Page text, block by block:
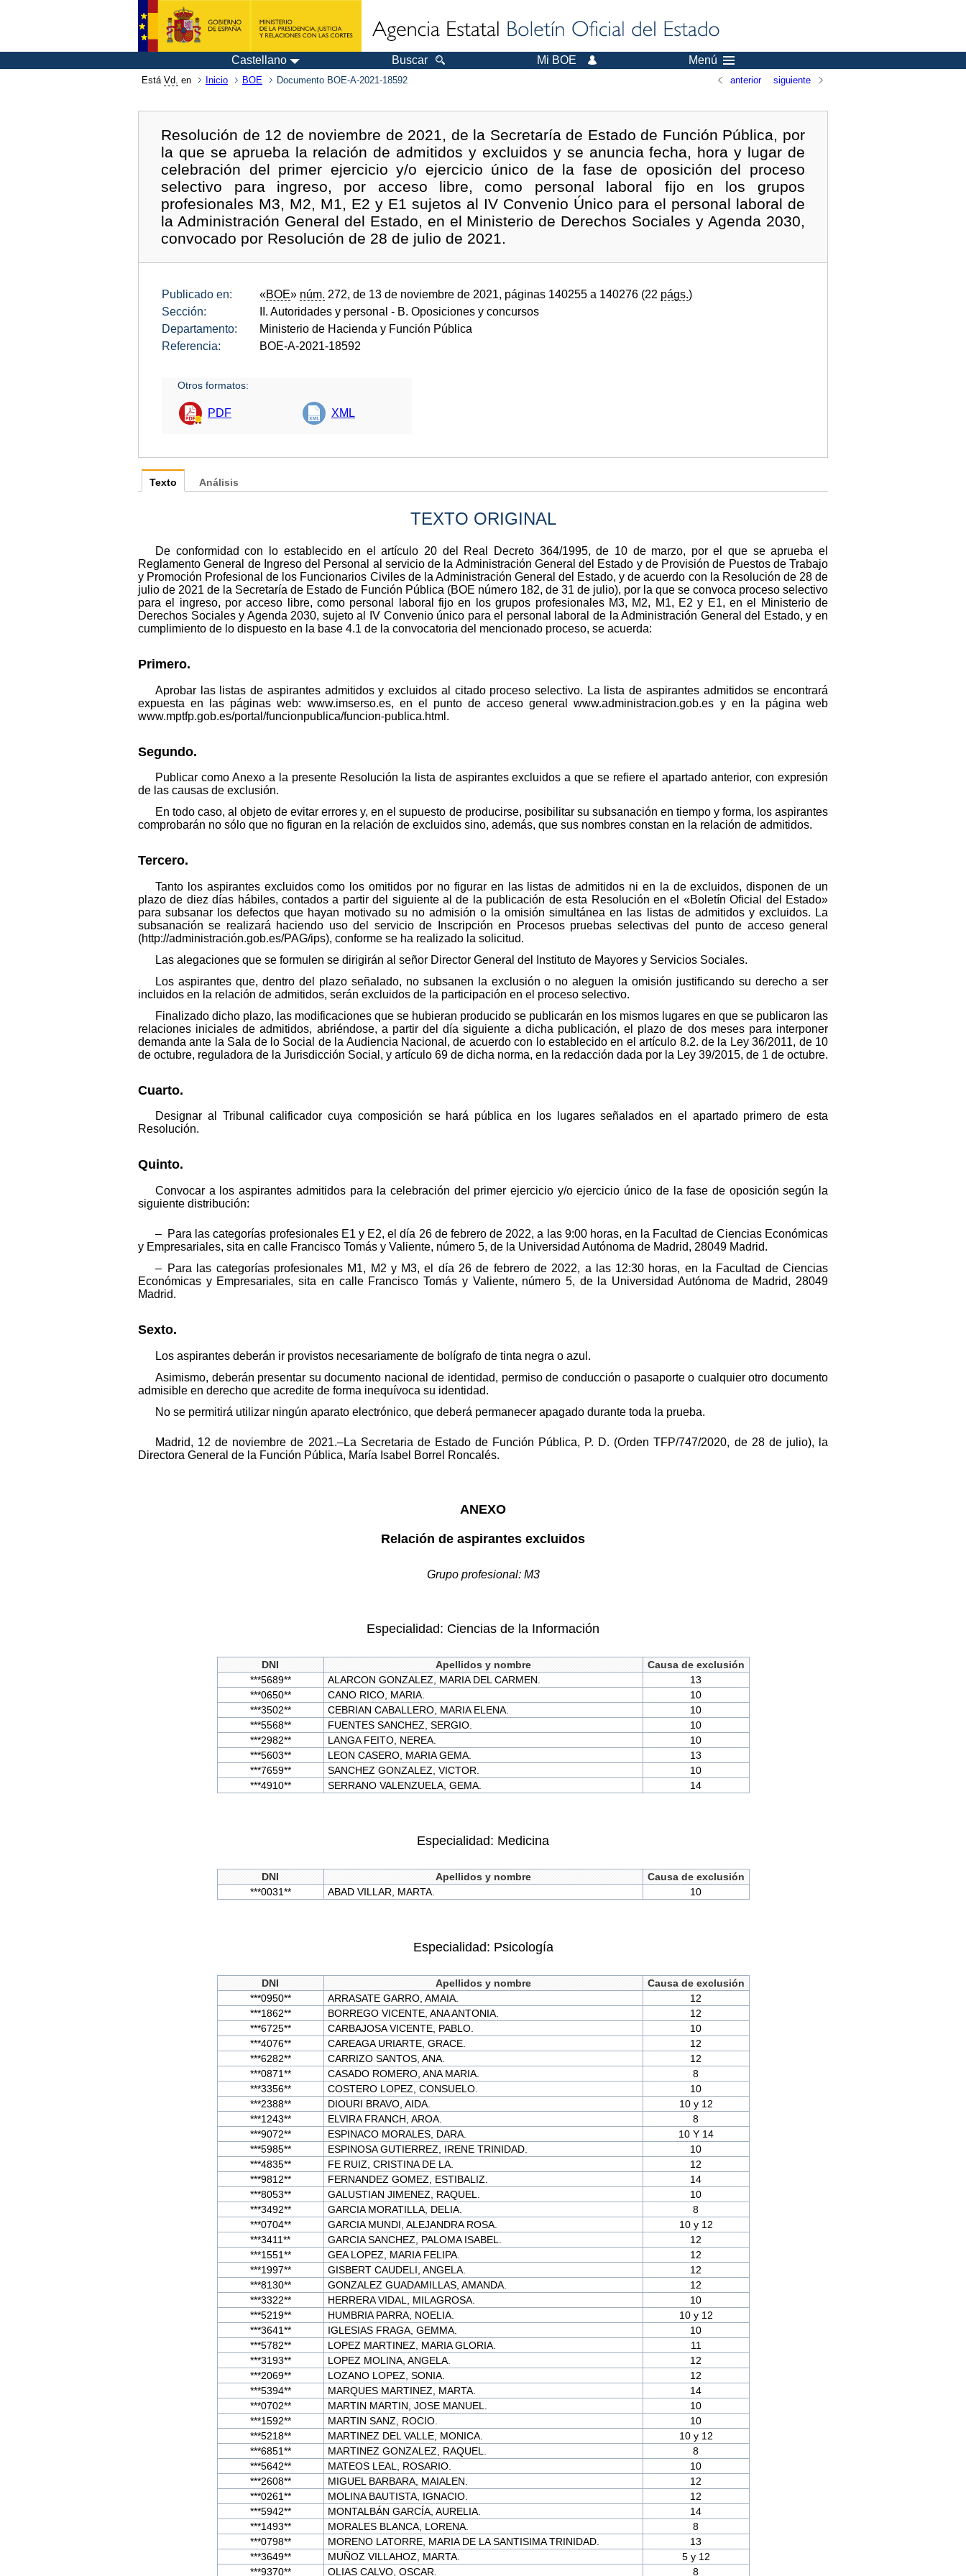
Castellano Buscar Mi BOE Menú
Está Vd. en Inicio BOE Documento BOE-A-2021-18592 anterior siguiente
Resolución de 12 de noviembre de 2021, de la Secretaría de Estado de Función Pública, por
la que se aprueba la relación de admitidos y excluidos y se anuncia fecha, hora y lugar de
celebración del primer ejercicio y/o ejercicio único de la fase de oposición del proceso
selectivo para ingreso, por acceso libre, como personal laboral fijo en los grupos
profesionales M3, M2, M1, E2 y E1 sujetos al IV Convenio Único para el personal laboral de
la Administración General del Estado, en el Ministerio de Derechos Sociales y Agenda 2030,
convocado por Resolución de 28 de julio de 2021.
Publicado en: «BOE» núm. 272, de 13 de noviembre de 2021, páginas 140255 a 140276 (22 págs.)
Sección:
II. Autoridades y personal - B. Oposiciones y concursos
Departamento:
Ministerio de Hacienda y Función Pública
Referencia:
BOE-A-2021-18592
Otros formatos:
PDF XML
Texto
TEXTO ORIGINAL
De conformidad con lo establecido en el artículo 20 del Real Decreto 364/1995, de 10 de marzo, por el que se aprueba el
Reglamento General de Ingreso del Personal al servicio de la Administración General del Estado y de Provisión de Puestos de Trabajo
y Promoción Profesional de los Funcionarios Civiles de la Administración General del Estado, y de acuerdo con la Resolución de 28 de
julio de 2021 de la Secretaría de Estado de Función Pública (BOE número 182, de 31 de julio), por la que se convoca proceso selectivo
para el ingreso, por acceso libre, como personal laboral fijo en los grupos profesionales M3, M2, M1, E2 y E1, en el Ministerio de
Derechos Sociales y Agenda 2030, sujeto al IV Convenio único para el personal laboral de la Administración General del Estado, y en
cumplimiento de lo dispuesto en la base 4.1 de la convocatoria del mencionado proceso, se acuerda:
Primero.
Aprobar las listas de aspirantes admitidos y excluidos al citado proceso selectivo. La lista de aspirantes admitidos se encontrará
expuesta en las páginas web: www.imserso.es, en el punto de acceso general www.administracion.gob.es y en la página web
www.mptfp.gob.es/portal/funcionpublica/funcion-publica.html.
Segundo.
Publicar como Anexo a la presente Resolución la lista de aspirantes excluidos a que se refiere el apartado anterior, con expresión
de las causas de exclusión.
En todo caso, al objeto de evitar errores y, en el supuesto de producirse, posibilitar su subsanación en tiempo y forma, los aspirantes
comprobarán no sólo que no figuran en la relación de excluidos sino, además, que sus nombres constan en la relación de admitidos.
Tercero.
Tanto los aspirantes excluidos como los omitidos por no figurar en las listas de admitidos ni en la de excluidos, disponen de un
plazo de diez días hábiles, contados a partir del siguiente al de la publicación de esta Resolución en el «Boletín Oficial del Estado»
para subsanar los defectos que hayan motivado su no admisión o la omisión simultánea en las listas de admitidos y excluidos. La
subsanación se realizará haciendo uso del servicio de Inscripción en Procesos pruebas selectivas del punto de acceso general
(http://administración.gob.es/PAG/ips), conforme se ha realizado la solicitud.
Las alegaciones que se formulen se dirigirán al señor Director General del Instituto de Mayores y Servicios Sociales.
Los aspirantes que, dentro del plazo señalado, no subsanen la exclusión o no aleguen la omisión justificando su derecho a ser
incluidos en la relación de admitidos, serán excluidos de la participación en el proceso selectivo.
Finalizado dicho plazo, las modificaciones que se hubieran producido se publicarán en los mismos lugares en que se publicaron las
relaciones iniciales de admitidos, abriéndose, a partir del día siguiente a dicha publicación, el plazo de dos meses para interponer
demanda ante la Sala de lo Social de la Audiencia Nacional, de acuerdo con lo establecido en el artículo 8.2. de la Ley 36/2011, de 10
de octubre, reguladora de la Jurisdicción Social, y artículo 69 de dicha norma, en la redacción dada por la Ley 39/2015, de 1 de octubre.
Cuarto.
Designar al Tribunal calificador cuya composición se hará pública en los lugares señalados en el apartado primero de esta
Resolución.
Quinto.
Convocar a los aspirantes admitidos para la celebración del primer ejercicio y/o ejercicio único de la fase de oposición según la
siguiente distribución:
– Para las categorías profesionales E1 y E2, el día 26 de febrero de 2022, a las 9:00 horas, en la Facultad de Ciencias Económicas
y Empresariales, sita en calle Francisco Tomás y Valiente, número 5, de la Universidad Autónoma de Madrid, 28049 Madrid.
– Para las categorías profesionales M1, M2 y M3, el día 26 de febrero de 2022, a las 12:30 horas, en la Facultad de Ciencias
Económicas y Empresariales, sita en calle Francisco Tomás y Valiente, número 5, de la Universidad Autónoma de Madrid, 28049
Madrid.
Sexto.
Los aspirantes deberán ir provistos necesariamente de bolígrafo de tinta negra o azul.
Asimismo, deberán presentar su documento nacional de identidad, permiso de conducción o pasaporte o cualquier otro documento
admisible en derecho que acredite de forma inequívoca su identidad.
No se permitirá utilizar ningún aparato electrónico, que deberá permanecer apagado durante toda la prueba.
Madrid, 12 de noviembre de 2021.–La Secretaria de Estado de Función Pública, P. D. (Orden TFP/747/2020, de 28 de julio), la
Directora General de la Función Pública, María Isabel Borrel Roncalés.
ANEXO
Relación de aspirantes excluidos
Grupo profesional: M3
DNI Apellidos y nombre Causa de exclusión
Especialidad: Ciencias de la Información
***5689** ALARCON GONZALEZ, MARIA DEL CARMEN.
13
***0650**
CANO RICO, MARIA.
10
***3502**
CEBRIAN CABALLERO, MARIA ELENA.
10
***5568**
FUENTES SANCHEZ, SERGIO.
10
***2982**
LANGA FEITO, NEREA.
10
***5603**
LEON CASERO, MARIA GEMA.
13
***7659**
SANCHEZ GONZALEZ, VICTOR.
10
***4910**
SERRANO VALENZUELA, GEMA. 14
DNI Apellidos y nombre Causa de exclusión
Especialidad: Medicina
***0031** ABAD VILLAR, MARTA. 10
DNI Apellidos y nombre Causa de exclusión
Especialidad: Psicología
***0950** ARRASATE GARRO, AMAIA.
12
***1862**
BORREGO VICENTE, ANA ANTONIA.
12
***6725**
CARBAJOSA VICENTE, PABLO.
10
***4076**
CAREAGA URIARTE, GRACE.
12
***6282**
CARRIZO SANTOS, ANA.
12
***0871**
CASADO ROMERO, ANA MARIA.
8
***3356**
COSTERO LOPEZ, CONSUELO.
10
***2388**
DIOURI BRAVO, AIDA.
10 y 12
***1243**
ELVIRA FRANCH, AROA.
8
***9072**
ESPINACO MORALES, DARA.
10 Y 14
***5985**
ESPINOSA GUTIERREZ, IRENE TRINIDAD.
10
***4835**
FE RUIZ, CRISTINA DE LA.
12
***9812**
FERNANDEZ GOMEZ, ESTIBALIZ.
14
***8053**
GALUSTIAN JIMENEZ, RAQUEL.
10
***3492**
GARCIA MORATILLA, DELIA.
8
***0704**
GARCIA MUNDI, ALEJANDRA ROSA.
10 y 12
***3411**
GARCIA SANCHEZ, PALOMA ISABEL.
12
***1551**
GEA LOPEZ, MARIA FELIPA.
12
***1997**
GISBERT CAUDELI, ANGELA.
12
***8130**
GONZALEZ GUADAMILLAS, AMANDA.
12
***3322**
HERRERA VIDAL, MILAGROSA.
10
***5219**
HUMBRIA PARRA, NOELIA.
10 y 12
***3641**
IGLESIAS FRAGA, GEMMA.
10
***5782**
LOPEZ MARTINEZ, MARIA GLORIA.
11
***3193**
LOPEZ MOLINA, ANGELA.
12
***2069**
LOZANO LOPEZ, SONIA.
12
***5394**
MARQUES MARTINEZ, MARTA.
14
***0702**
MARTIN MARTIN, JOSE MANUEL.
10
***1592**
MARTIN SANZ, ROCIO.
10
***5218**
MARTINEZ DEL VALLE, MONICA.
10 y 12
***6851**
MARTINEZ GONZALEZ, RAQUEL.
8
***5642**
MATEOS LEAL, ROSARIO.
10
***2608**
MIGUEL BARBARA, MAIALEN.
12
***0261**
MOLINA BAUTISTA, IGNACIO.
12
***5942**
MONTALBÁN GARCÍA, AURELIA.
14
***1493**
MORALES BLANCA, LORENA.
8
***0798**
MORENO LATORRE, MARIA DE LA SANTISIMA TRINIDAD.
13
***3649**
MUÑOZ VILLAHOZ, MARTA.
5 y 12
***9370**
OLIAS CALVO, OSCAR. 8
Análisis